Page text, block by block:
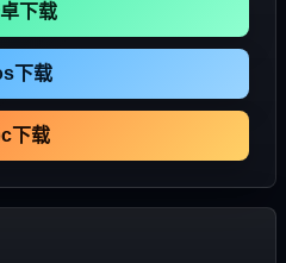
下载
下载
下载